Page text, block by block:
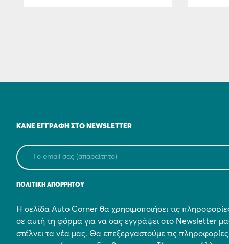
ΚΆΝΕ ΕΓΓΡΑΦΉ ΣΤΟ NEWSLETTER
ΠΟΛΙΤΙΚΗ ΑΠΟΡΡΗΤΟΥ
Η σελίδα Auto Corner θα χρησιμοποιήσει τις
σε αυτή τη φόρμα για να σας εγγράψει στο Newsletter
στέλνει τα νέα μας. Θα επεξεργαστούμε τις